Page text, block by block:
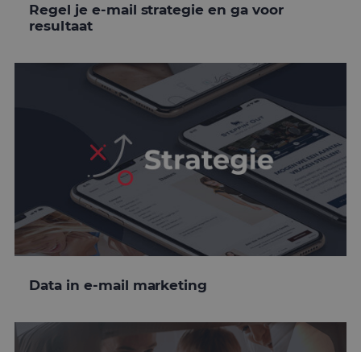
Regel je e-mail strategie en ga voor
resultaat
Data in e-mail marketing